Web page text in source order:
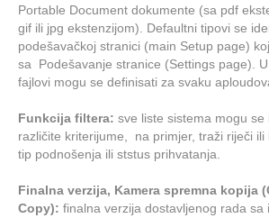
Portable Document dokumente (sa pdf
gif ili jpg ekstenzijom). Defaultni tipovi se
podešavačkoj stranici (main Setup page)
sa Podešavanje stranice (Settings page).
fajlovi mogu se definisati za svaku
Funkcija filtera: sve liste sistema mogu se
različite kriterijume, na primjer, traži riječi ili
tip podnošenja ili ststus prihvatanja.
Finalna verzija, Kamera spremna kopija
Copy): finalna verzija dostavljenog rada sa